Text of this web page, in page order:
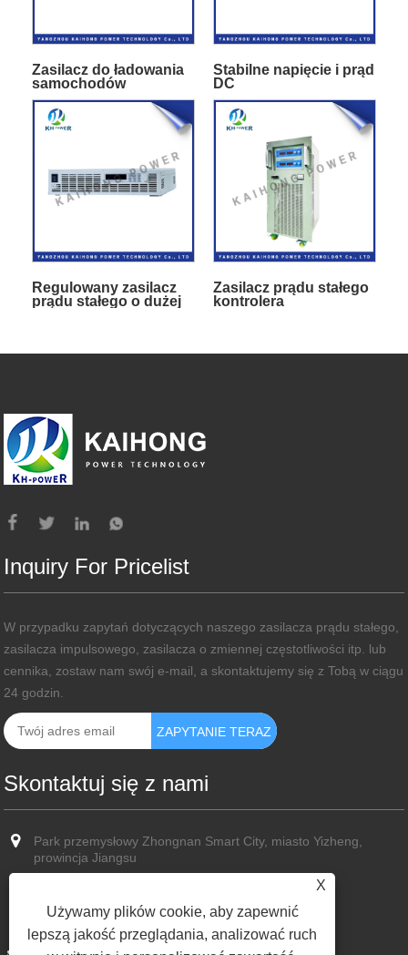
Zasilacz do ładowania
samochodów
Stabilne napięcie i prąd
DC
Regulowany zasilacz
prądu stałego o dużej
Zasilacz prądu stałego
kontrolera
Inquiry For Pricelist
W przypadku zapytań dotyczących naszego zasilacza prądu stałego,
zasilacza impulsowego, zasilacza o zmiennej częstotliwości itp. lub
cennika, zostaw nam swój e-mail, a skontaktujemy się z Tobą w ciągu
24 godzin.
Skontaktuj się z nami
Park przemysłowy Zhongnan Smart City, miasto Yizheng,
prowincja Jiangsu
+86-13773587351
X
Używamy plików cookie, aby zapewnić
lepszą jakość przeglądania, analizować ruch